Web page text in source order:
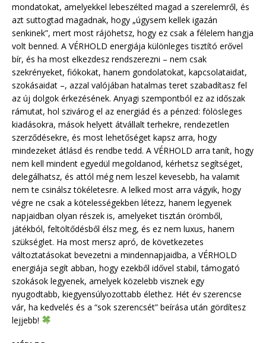
mondatokat, amelyekkel lebeszélted magad a szerelemről, és
azt suttogtad magadnak, hogy „úgysem kellek igazán
senkinek”, mert most rájöhetsz, hogy ez csak a félelem hangja
volt benned. A VÉRHOLD energiája különleges tisztító erővel
bír, és ha most elkezdesz rendszerezni – nem csak
szekrényeket, fiókokat, hanem gondolatokat, kapcsolataidat,
szokásaidat –, azzal valójában hatalmas teret szabadítasz fel
az új dolgok érkezésének. Anyagi szempontból ez az időszak
rámutat, hol szivárog el az energiád és a pénzed: fölösleges
kiadásokra, mások helyett átvállalt terhekre, rendezetlen
szerződésekre, és most lehetőséget kapsz arra, hogy
mindezeket átlásd és rendbe tedd. A VÉRHOLD arra tanít, hogy
nem kell mindent egyedül megoldanod, kérhetsz segítséget,
delegálhatsz, és attól még nem leszel kevesebb, ha valamit
nem te csinálsz tökéletesre. A lelked most arra vágyik, hogy
végre ne csak a kötelességekben létezz, hanem legyenek
napjaidban olyan részek is, amelyeket tisztán örömből,
játékból, feltöltődésből élsz meg, és ez nem luxus, hanem
szükséglet. Ha most mersz apró, de következetes
változtatásokat bevezetni a mindennapjaidba, a VÉRHOLD
energiája segít abban, hogy ezekből idővel stabil, támogató
szokások legyenek, amelyek közelebb visznek egy
nyugodtabb, kiegyensúlyozottabb élethez. Hét év szerencse
vár, ha kedvelés és a “sok szerencsét” beírása után gördítesz
lejjebb!